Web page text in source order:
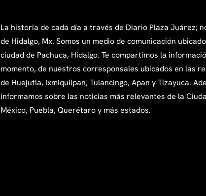
La historia de cada día a través de Diario Plaza Juárez;
de Hidalgo, Mx. Somos un medio de comunicación
ciudad de Pachuca, Hidalgo. Te compartimos la
momento, de nuestros corresponsales ubicados en las
de Huejutla, Ixmiquilpan, Tulancingo, Apan y Tizayuca.
informamos sobre las noticias más relevantes de la
México, Puebla, Querétaro y más estados.